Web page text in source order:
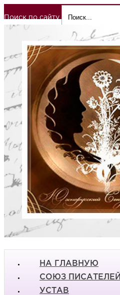
Поиск по сайту
НА ГЛАВНУЮ
СОЮЗ ПИСАТЕЛЕЙ
УСТАВ